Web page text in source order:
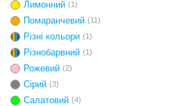
Лимонний (1)
Помаранчевий (11)
Різні кольори (1)
Різнобарвний (1)
Рожевий (2)
Сірий (3)
Салатовий (4)